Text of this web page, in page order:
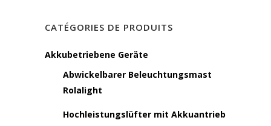
CATÉGORIES DE PRODUITS
Akkubetriebene Geräte
Abwickelbarer Beleuchtungsmast
Rolalight
Hochleistungslüfter mit Akkuantrieb